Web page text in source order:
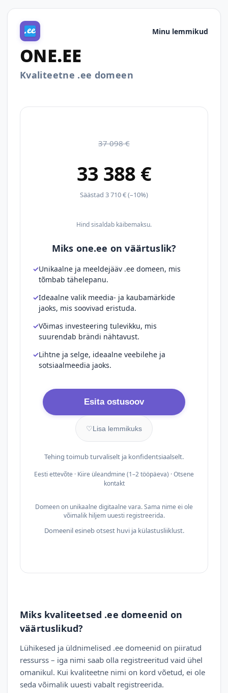
Minu lemmikud
ONE.EE
Kvaliteetne .ee domeen
37 098 €
33 388 €
Säästad 3 710 € (–10%)
Hind sisaldab käibemaksu.
Miks one.ee on väärtuslik?
Unikaalne ja meeldejääv .ee domeen, mis
tõmbab tähelepanu.
Ideaalne valik meedia- ja kaubamärkide
jaoks, mis soovivad eristuda.
Võimas investeering tulevikku, mis
suurendab brändi nähtavust.
Lihtne ja selge, ideaalne veebilehe ja
sotsiaalmeedia jaoks.
Esita ostusoov
♡Lisa lemmikuks
Tehing toimub turvaliselt ja konfidentsiaalselt.
Eesti ettevõte · Kiire üleandmine (1–2 tööpäeva) · Otsene
kontakt
Domeen on unikaalne digitaalne vara. Sama nime ei ole
võimalik hiljem uuesti registreerida.
Domeenil esineb otsest huvi ja külastusliiklust.
Miks kvaliteetsed .ee domeenid on
väärtuslikud?
Lühikesed ja üldnimelised .ee domeenid on piiratud
ressurss – iga nimi saab olla registreeritud vaid ühel
omanikul. Kui kvaliteetne nimi on kord võetud, ei ole
seda võimalik uuesti vabalt registreerida.